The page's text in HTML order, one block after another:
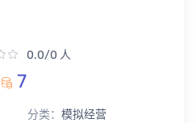
0.0/0 人
7
分类： 模拟经营